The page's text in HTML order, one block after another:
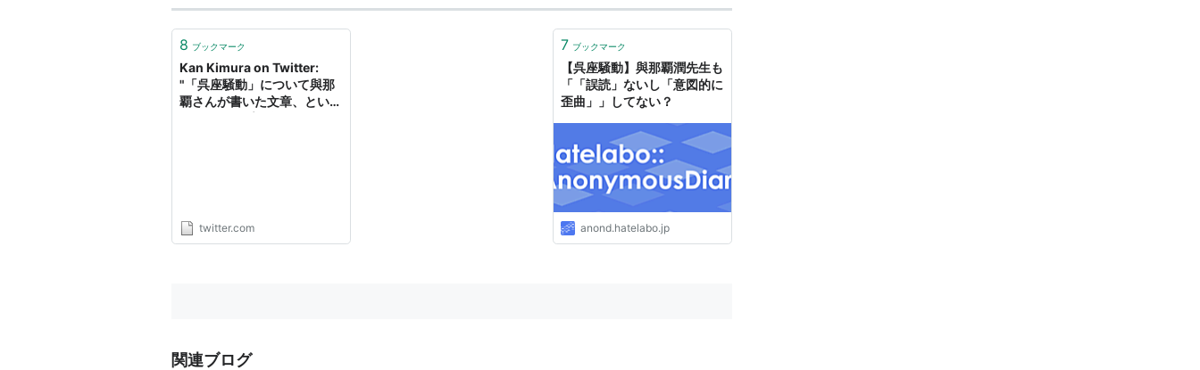
8 ブックマーク
Kan Kimura on Twitter:
"「呉座騒動」について與那
覇さんが書いた文章、という
併せて、今のうちの業界のど
こかに深刻な問題があるよう
twitter.com
7 ブックマーク
【呉座騒動】與那覇潤先生も
「「誤読」ないし「意図的に
歪曲」」してない？
anond.hatelabo.jp
関連ブログ